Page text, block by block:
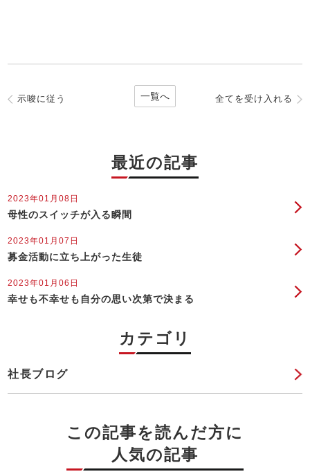
示唆に従う 全てを受け入れる
一覧へ
最近の記事
2023年01月08日
母性のスイッチが入る瞬間
2023年01月07日
募金活動に立ち上がった生徒
2023年01月06日
幸せも不幸せも自分の思い次第で決まる
カテゴリ
社長ブログ
この記事を読んだ方に
人気の記事